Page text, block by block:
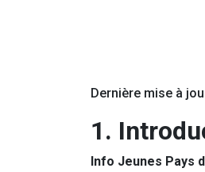
Dernière mise à
1.
Info Jeunes Pays